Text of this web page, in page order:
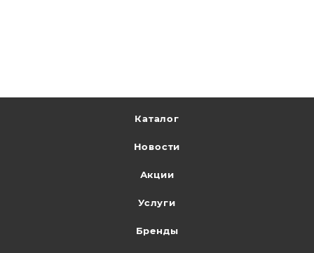
Каталог
Новости
Акции
Услуги
Бренды